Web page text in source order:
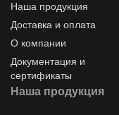
Наша продукция
Доставка и оплата
О компании
Документация и
сертификаты
Наша продукция